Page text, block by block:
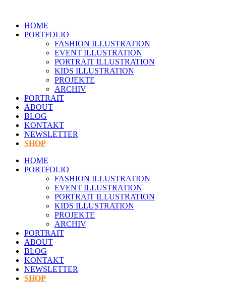
springenHOME
PORTFOLIO
FASHION ILLUSTRATION
EVENT ILLUSTRATION
PORTRAIT ILLUSTRATION
KIDS ILLUSTRATION
PROJEKTE
ARCHIV
PORTRAIT
ABOUT
BLOG
KONTAKT
NEWSLETTER
SHOP
HOME
PORTFOLIO
FASHION ILLUSTRATION
EVENT ILLUSTRATION
PORTRAIT ILLUSTRATION
KIDS ILLUSTRATION
PROJEKTE
ARCHIV
PORTRAIT
ABOUT
BLOG
KONTAKT
NEWSLETTER
SHOP